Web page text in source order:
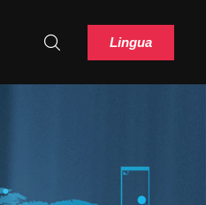
Lingua